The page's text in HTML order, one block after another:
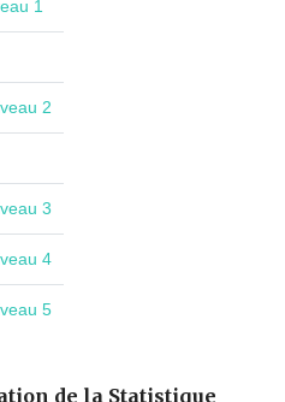
1
2
3
4
5
de la Statistique